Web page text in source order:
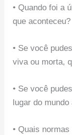
• Quando foi a
que aconteceu?
• Se você
viva ou morta,
• Se você
lugar do
• Quais